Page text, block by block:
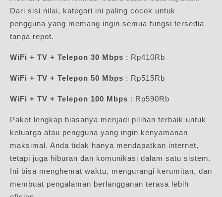
Dari sisi nilai, kategori ini paling cocok untuk
pengguna yang memang ingin semua fungsi tersedia
tanpa repot.
WiFi + TV + Telepon 30 Mbps : Rp410Rb
WiFi + TV + Telepon 50 Mbps : Rp515Rb
WiFi + TV + Telepon 100 Mbps : Rp590Rb
Paket lengkap biasanya menjadi pilihan terbaik untuk
keluarga atau pengguna yang ingin kenyamanan
maksimal. Anda tidak hanya mendapatkan internet,
tetapi juga hiburan dan komunikasi dalam satu sistem.
Ini bisa menghemat waktu, mengurangi kerumitan, dan
membuat pengalaman berlangganan terasa lebih